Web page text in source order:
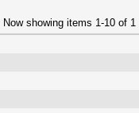
Now showing items 1-10 of 1